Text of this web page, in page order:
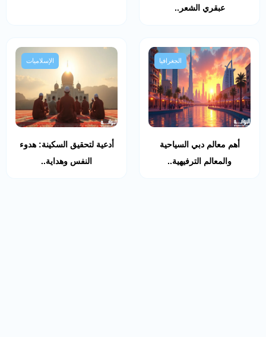
عبقري الشعر..
الجغرافيا
أهم معالم دبي السياحية
والمعالم الترفيهية..
الإسلاميات
أدعية لتحقيق السكينة: هدوء
النفس وهداية..